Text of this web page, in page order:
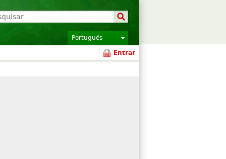
Português
Entrar